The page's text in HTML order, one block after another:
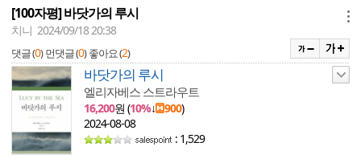
[100자평] 바닷가의 루시
치니 2024/09/18 20:38
댓글 (0) 먼댓글 (0) 좋아요 (2)
바닷가의 루시
엘리자베스 스트라우트
16,200원 (10%↓ 900)
2024-08-08
: 1,529